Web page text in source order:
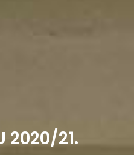
2020/21.